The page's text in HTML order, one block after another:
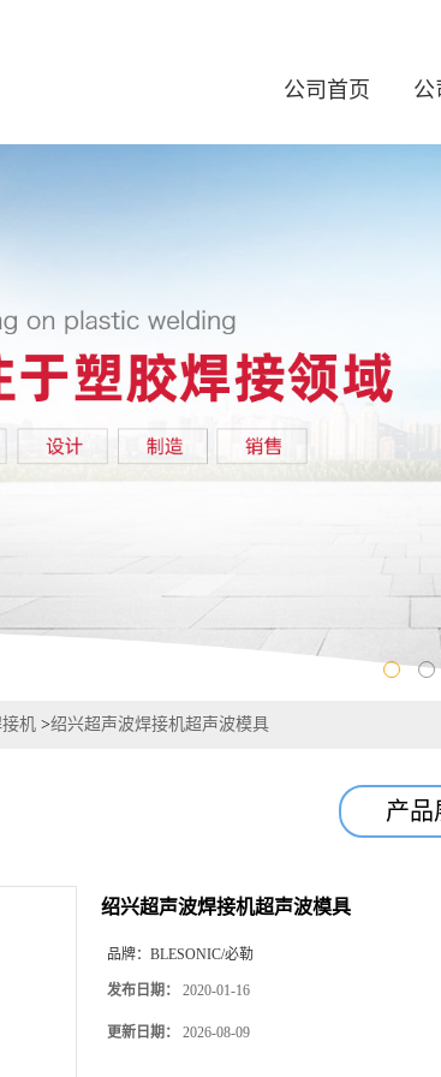
公司首页 公
机 >绍兴超声波焊接机超声波模具
产品
绍兴超声波焊接机超声波模具
品牌： BLESONIC/必勒
发布日期： 2020-01-16
更新日期： 2026-08-09